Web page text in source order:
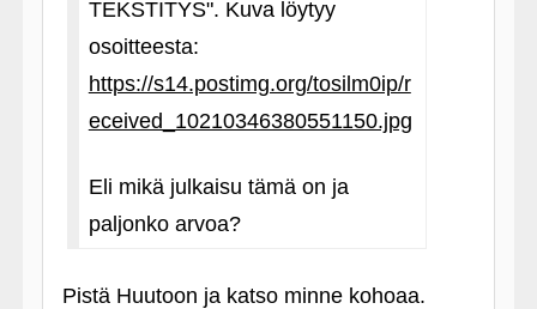
TEKSTITYS". Kuva löytyy
osoitteesta:
https://s14.postimg.org/tosilm0ip/r
eceived_10210346380551150.jpg
Eli mikä julkaisu tämä on ja
paljonko arvoa?
Pistä Huutoon ja katso minne kohoaa.